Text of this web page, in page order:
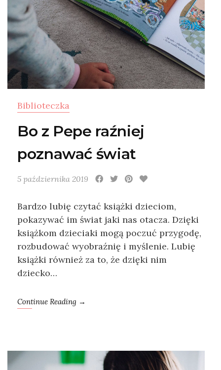
Biblioteczka
Bo z Pepe raźniej
poznawać świat
5 października 2019
Bardzo lubię czytać książki dzieciom,
pokazywać im świat jaki nas otacza. Dzięki
książkom dzieciaki mogą poczuć przygodę,
rozbudować wyobraźnię i myślenie. Lubię
książki również za to, że dzięki nim
dziecko…
Continue Reading →